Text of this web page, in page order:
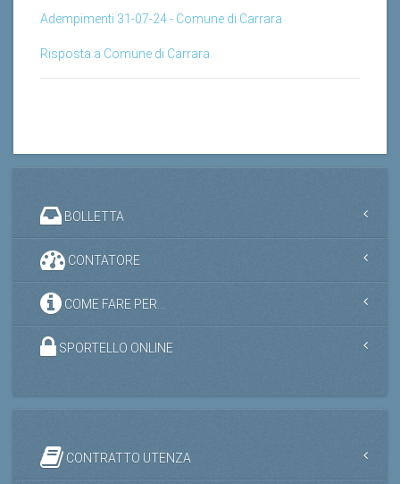
Adempimenti 31-07-24 - Comune di Carrara
Risposta a Comune di Carrara
BOLLETTA
CONTATORE
COME FARE PER...
SPORTELLO ONLINE
CONTRATTO UTENZA